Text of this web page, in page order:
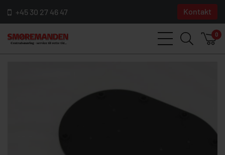
+45 30 27 46 47 Kontakt
0